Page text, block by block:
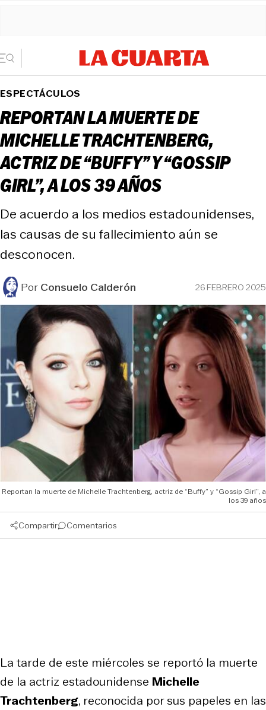
ESPECTÁCULOS
REPORTAN LA MUERTE DE
MICHELLE TRACHTENBERG,
ACTRIZ DE “BUFFY” Y “GOSSIP
GIRL”, A LOS 39 AÑOS
De acuerdo a los medios estadounidenses,
las causas de su fallecimiento aún se
desconocen.
PorConsuelo Calderón 26 FEBRERO 2025
Reportan la muerte de Michelle Trachtenberg, actriz de “Buffy” y “Gossip Girl”, a
los 39 años
Compartir Comentarios
La tarde de este miércoles se reportó la muerte
de la actriz estadounidense Michelle
Trachtenberg, reconocida por sus papeles en las